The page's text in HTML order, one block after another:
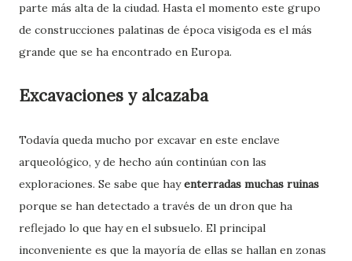
parte más alta de la ciudad. Hasta el momento este grupo
de construcciones palatinas de época visigoda es el más
grande que se ha encontrado en Europa.
Excavaciones y alcazaba
Todavía queda mucho por excavar en este enclave
arqueológico, y de hecho aún continúan con las
exploraciones. Se sabe que hayenterradas muchas ruinas
porque se han detectado a través de un dron que ha
reflejado lo que hay en el subsuelo. El principal
inconveniente es que la mayoría de ellas se hallan en zonas